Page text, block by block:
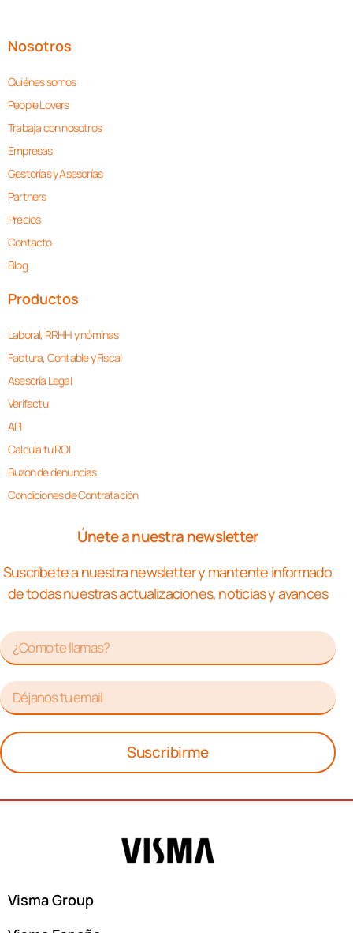
Nosotros
Quiénes somos
People Lovers
Trabaja con nosotros
Empresas
Gestorías y Asesorías
Partners
Precios
Contacto
Blog
Productos
Laboral, RRHH y nóminas
Factura, Contable y Fiscal
Asesoría Legal
Verifactu
API
Calcula tu ROI
Buzón de denuncias
Condiciones de Contratación
Únete a nuestra newsletter
Suscríbete a nuestra newsletter y mantente informado
de todas nuestras actualizaciones, noticias y avances
Suscribirme
Visma Group